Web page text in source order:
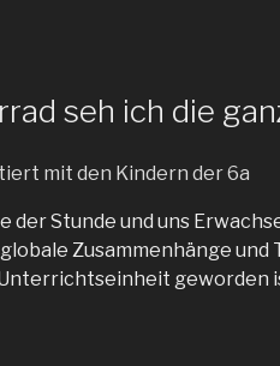
seh ich die
der Stunde und uns
Zusammenhänge und
geworden